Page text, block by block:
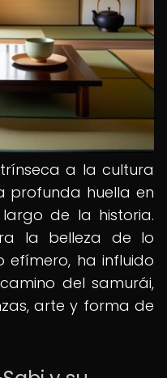
a la cultura
profunda huella en
de la historia.
la belleza de lo
efímero, ha influido
del samurái,
arte y forma de